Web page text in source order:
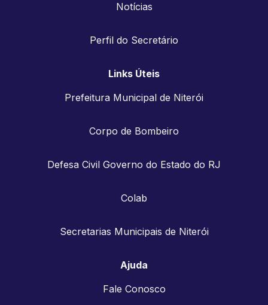
Notícias
Perfil do Secretário
Links Úteis
Prefeitura Municipal de Niterói
Corpo de Bombeiro
Defesa Civil Governo do Estado do RJ
Colab
Secretarias Municipais de Niterói
Ajuda
Fale Conosco